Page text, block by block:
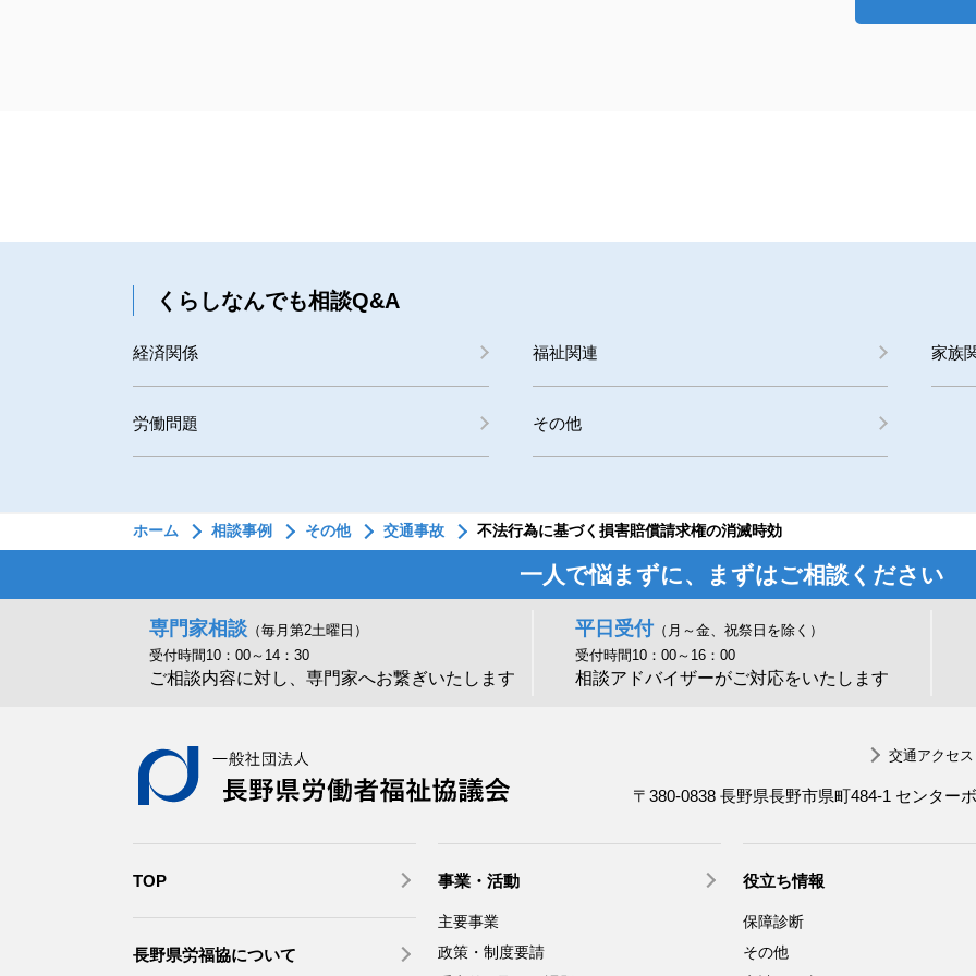
くらしなんでも相談Q&A
経済関係 福祉関連 家族
労働問題 その他
ホーム 相談事例 その他 交通事故 不法行為に基づく損害賠償請求権の消滅時効
一人で悩まずに、まずはご相談ください
専門家相談 （毎月第2土曜日）
受付時間10：00～14：30
ご相談内容に対し、専門家へお繋ぎいたします
平日受付（月～金、祝祭日を除く）
受付時間10：00～16：00
相談アドバイザーがご対応をいたします
交通アクセス
〒380-0838 長野県長野市県町484-1 センター
TOP
長野県労福協について
事業・活動
主要事業
政策・制度要請
役立ち情報
保障診断
その他